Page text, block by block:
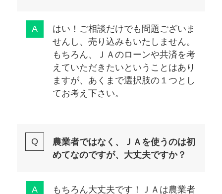
はい！ご相談だけでも問題ございま
せんし、売り込みもいたしません。
もちろん、ＪＡのローンや共済を考
えていただきたいということはあり
ますが、あくまで選択肢の１つとし
てお考え下さい。
農業者ではなく、ＪＡを使うのは初
めてなのですが、大丈夫ですか？
もちろん大丈夫です！ＪＡは農業者